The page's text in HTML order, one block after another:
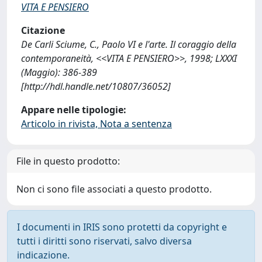
VITA E PENSIERO
Citazione
De Carli Sciume, C., Paolo VI e l'arte. Il coraggio della
contemporaneità, <<VITA E PENSIERO>>, 1998; LXXXI
(Maggio): 386-389
[http://hdl.handle.net/10807/36052]
Appare nelle tipologie:
Articolo in rivista, Nota a sentenza
File in questo prodotto:
Non ci sono file associati a questo prodotto.
I documenti in IRIS sono protetti da copyright e
tutti i diritti sono riservati, salvo diversa
indicazione.